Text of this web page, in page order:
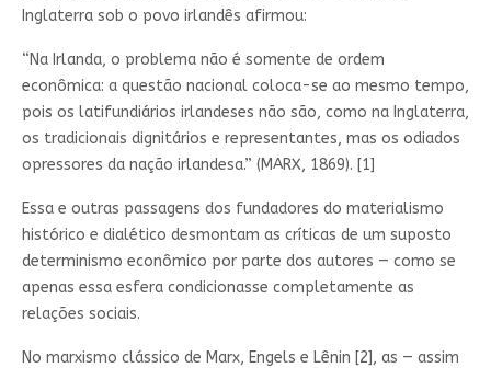
Inglaterra sob o povo irlandês afirmou:
“Na Irlanda, o problema não é somente de ordem
econômica: a questão nacional coloca-se ao mesmo tempo,
pois os latifundiários irlandeses não são, como na Inglaterra,
os tradicionais dignitários e representantes, mas os odiados
opressores da nação irlandesa.” (MARX, 1869). [1]
Essa e outras passagens dos fundadores do materialismo
histórico e dialético desmontam as críticas de um suposto
determinismo econômico por parte dos autores — como se
apenas essa esfera condicionasse completamente as
relações sociais.
No marxismo clássico de Marx, Engels e Lênin [2], as — assim